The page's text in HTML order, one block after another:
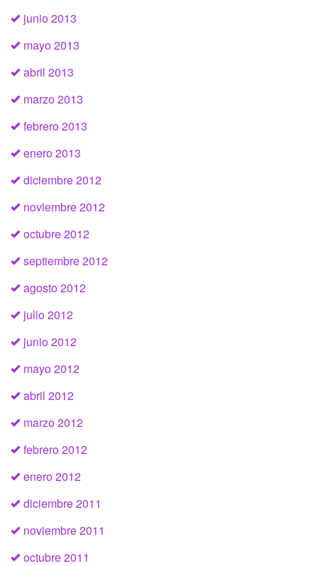
junio 2013
mayo 2013
abril 2013
marzo 2013
febrero 2013
enero 2013
diciembre 2012
noviembre 2012
octubre 2012
septiembre 2012
agosto 2012
julio 2012
junio 2012
mayo 2012
abril 2012
marzo 2012
febrero 2012
enero 2012
diciembre 2011
noviembre 2011
octubre 2011